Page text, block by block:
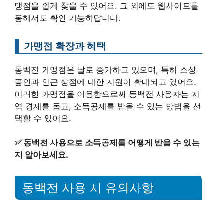
맹점을 쉽게 찾을 수 있어요. 그 외에도 웹사이트를
통해서도 확인 가능하답니다.
가맹점 확장과 혜택
동백전 가맹점은 날로 증가하고 있으며, 특히 소상
공인과 인근 상점에 대한 지원이 확대되고 있어요.
이러한 가맹점을 이용함으로써 동백전 사용자는 지
역 경제를 돕고, 소득공제를 받을 수 있는 방법을 선
택할 수 있어요.
✅ 동백전 사용으로 소득공제를 어떻게 받을 수 있는
지 알아보세요.
동백전 사용 시 유의사항